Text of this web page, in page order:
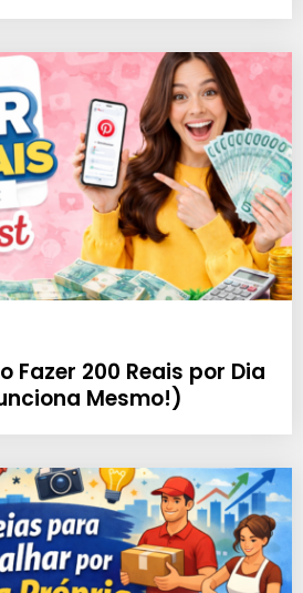
Fazer 200 Reais por Dia
Mesmo!)